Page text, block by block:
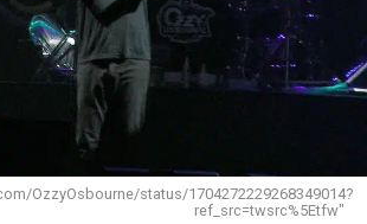
OzzyOsbourne/status/1704272229268349014?
ref_src=twsrc%5Etfw"